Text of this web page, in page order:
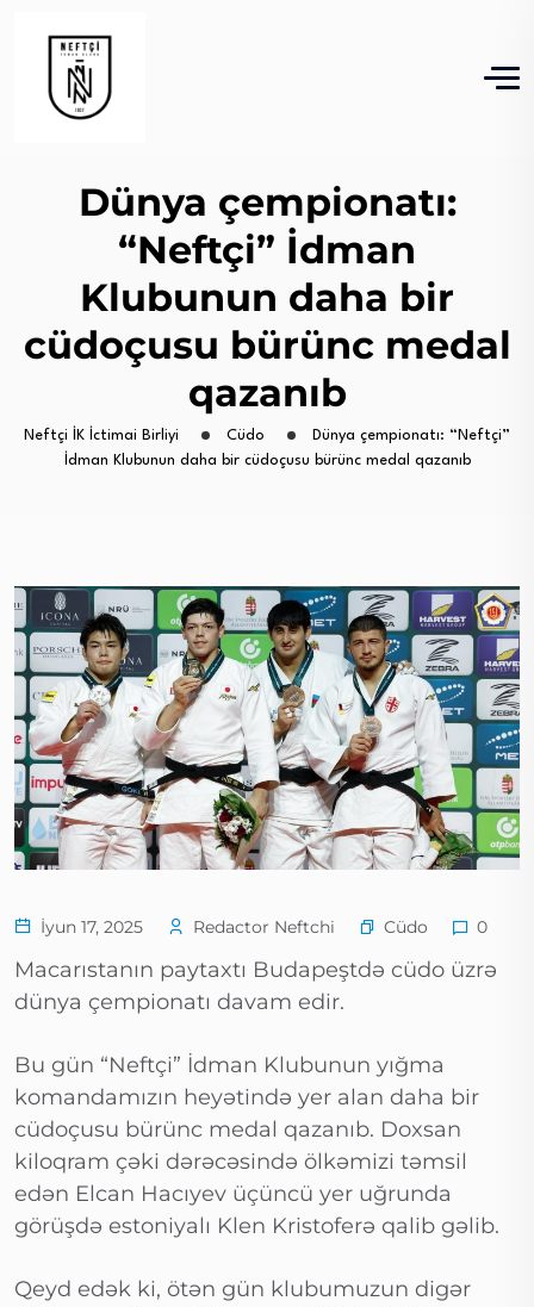
Dünya çempionatı:
“Neftçi” İdman
Klubunun daha bir
cüdoçusu bürünc medal
qazanıb
Neftçi İK İctimai Birliyi Cüdo
Dünya çempionatı: “Neftçi”
İdman Klubunun daha bir cüdoçusu bürünc medal qazanıb
İyun 17, 2025 Redactor Neftchi Cüdo 0
Macarıstanın paytaxtı Budapeştdə cüdo üzrə
dünya çempionatı davam edir.
Bu gün “Neftçi” İdman Klubunun yığma
komandamızın heyətində yer alan daha bir
cüdoçusu bürünc medal qazanıb. Doxsan
kiloqram çəki dərəcəsində ölkəmizi təmsil
edən Elcan Hacıyev üçüncü yer uğrunda
görüşdə estoniyalı Klen Kristoferə qalib gəlib.
Qeyd edək ki, ötən gün klubumuzun digər